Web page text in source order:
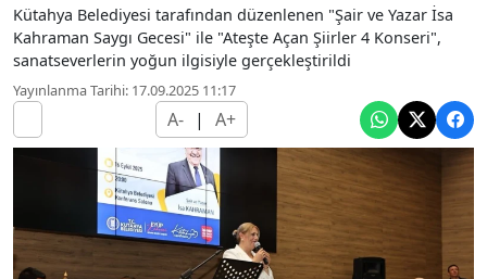
Kütahya Belediyesi tarafından düzenlenen "Şair ve Yazar İsa
Kahraman Saygı Gecesi" ile "Ateşte Açan Şiirler 4 Konseri",
sanatseverlerin yoğun ilgisiyle gerçekleştirildi
Yayınlanma Tarihi: 17.09.2025 11:17
A- | A+